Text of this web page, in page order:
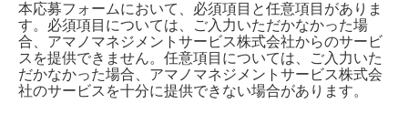
本応募フォームにおいて、必須項目と任意項目がありま
す。必須項目については、ご入力いただかなかった場
合、 アマノマネジメントサービス株式会社からのサービ
スを提供できません。任意項目については、ご入力いた
だかなかった場合、 アマノマネジメントサービス株式会
社のサービスを十分に提供できない場合があります。